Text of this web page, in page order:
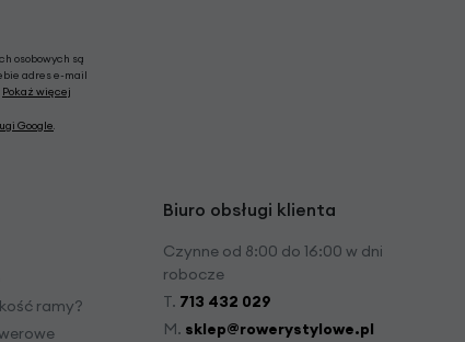
osobowych są
adres e-mail
Pokaż więcej
Google
ramy?
Biuro obsługi klienta
Czynne od 8:00 do 16:00 w dni
robocze
T. 713 432 029
M. sklep@rowerystylowe.pl